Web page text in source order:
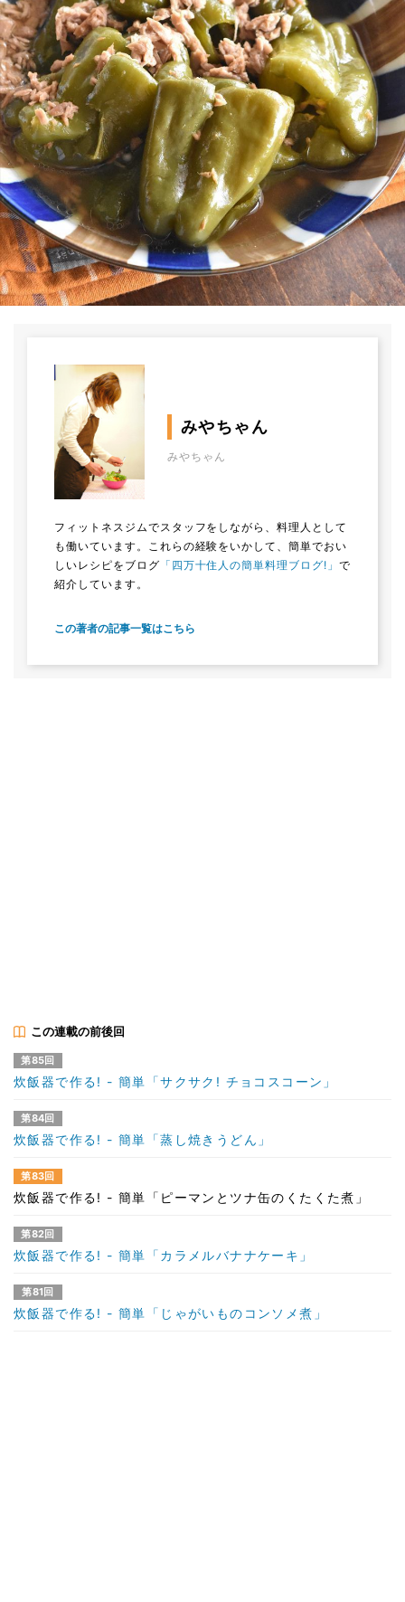
みやちゃん
みやちゃん
フィットネスジムでスタッフをしながら、料理人として
も働いています。これらの経験をいかして、簡単でおい
しいレシピをブログ 「四万十住人の簡単料理ブログ!」で
紹介しています。
この著者の記事一覧はこちら
この連載の前後回
第85回
炊飯器で作る! - 簡単「サクサク! チョコスコーン」
第84回
炊飯器で作る! - 簡単「蒸し焼きうどん」
第83回
炊飯器で作る! - 簡単「ピーマンとツナ缶のくたくた煮」
第82回
炊飯器で作る! - 簡単「カラメルバナナケーキ」
第81回
炊飯器で作る! - 簡単「じゃがいものコンソメ煮」